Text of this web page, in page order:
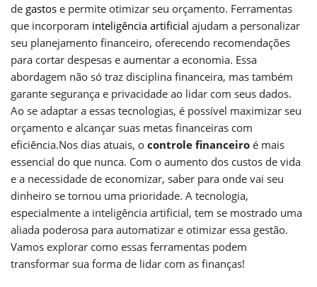
de gastos e permite otimizar seu orçamento. Ferramentas
que incorporam inteligência artificial ajudam a personalizar
seu planejamento financeiro, oferecendo recomendações
para cortar despesas e aumentar a economia. Essa
abordagem não só traz disciplina financeira, mas também
garante segurança e privacidade ao lidar com seus dados.
Ao se adaptar a essas tecnologias, é possível maximizar seu
orçamento e alcançar suas metas financeiras com
eficiência.Nos dias atuais, o controle financeiro é mais
essencial do que nunca. Com o aumento dos custos de vida
e a necessidade de economizar, saber para onde vai seu
dinheiro se tornou uma prioridade. A tecnologia,
especialmente a inteligência artificial, tem se mostrado uma
aliada poderosa para automatizar e otimizar essa gestão.
Vamos explorar como essas ferramentas podem
transformar sua forma de lidar com as finanças!